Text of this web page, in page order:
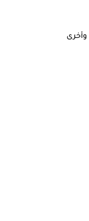
وأخرى